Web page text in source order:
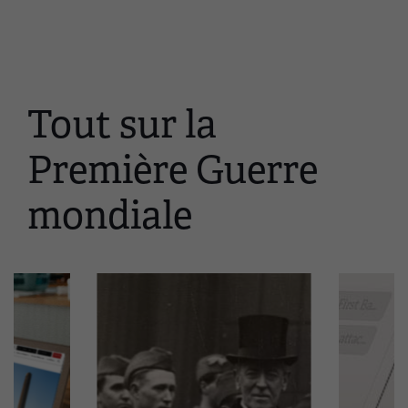
Ceci
est
un
carrousel.
Cette
section
plusieurs
diapositives
des
liens.
Utilisez
Tout sur la
Première Guerre
mondiale